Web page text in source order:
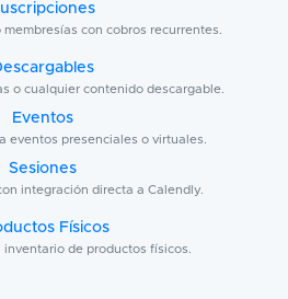
con cobros recurrentes.
o cualquier contenido descargable.
Eventos
eventos presenciales o virtuales.
Sesiones
integración directa a Calendly.
Físicos
de productos físicos.